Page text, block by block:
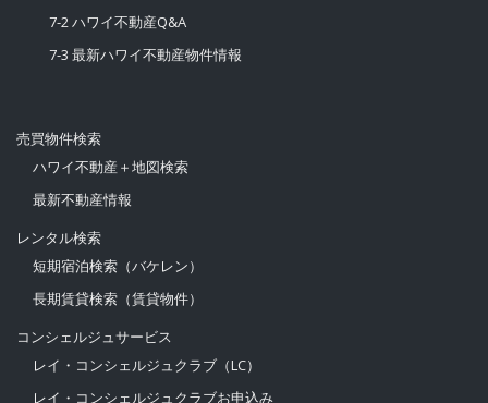
7-2 ハワイ不動産Q&A
7-3 最新ハワイ不動産物件情報
売買物件検索
ハワイ不動産＋地図検索
最新不動産情報
レンタル検索
短期宿泊検索（バケレン）
長期賃貸検索（賃貸物件）
コンシェルジュサービス
レイ・コンシェルジュクラブ（LC）
レイ・コンシェルジュクラブお申込み